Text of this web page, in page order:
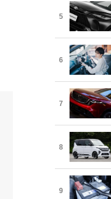
5
6
7
8
9